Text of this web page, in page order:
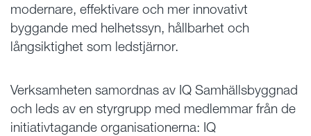
modernare, effektivare och mer innovativt
byggande med helhetssyn, hållbarhet och
långsiktighet som ledstjärnor.
Verksamheten samordnas av IQ Samhällsbyggnad
och leds av en styrgrupp med medlemmar från de
initiativtagande organisationerna: IQ